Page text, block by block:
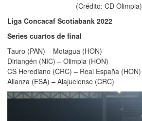
(Crédito: CD Olimpia)
Liga Concacaf Scotiabank 2022
Series cuartos de final
Tauro (PAN) – Motagua (HON)
Diriangén (NIC) – Olimpia (HON)
CS Herediano (CRC) – Real España (HON)
Alianza (ESA) – Alajuelense (CRC)